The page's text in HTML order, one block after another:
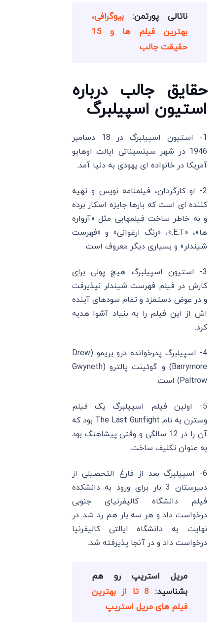
ناتالی پورتمن:بیوگرافی،
بهترین فیلم ها و 15
حقیقت جالب
حقایق جالب درباره
استیون اسپیلبرگ
1- استیون اسپیلبرگ در 18 دسامبر
1946 در شهر سینسیناتی ایالت اوهایو
آمریکا در خانواده ای یهودی به دنیا آمد.
2- او کارگردان، فیلمنامه نویس و تهیه
کننده ای است که بارها جایزه اسکار برده
و به خاطر ساخت فیلمهایی مثل «آرواره
ها»، «E.T.»، «رنگ ارغوانی» و «فهرست
شیندلر» و بسیاری دیگر معروف است.
3- استیون اسپیلبرگ هیچ پولی برای
کارش در فیلم فهرست شیندلر نپذیرفت
و در عوض دستمزد و تمام سودهای آینده
اش از این فیلم را به بنیاد آشوا هدیه
کرد.
4- اسپیلبرگ پدرخوانده درو بریمو (Drew
Barrymore) و گوئینت پالترو (Gwyneth
Paltrow) است.
5- اولین فیلم اسپیلبرگ یک فیلم
وسترن به نام The Last Gunfight بود که
آن را در 12 سالگی و وقتی پیشاهنگ بود
به عنوان تکلیف ساخت.
6- اسپیلبرگ بعد از فارغ التحصیلی از
دبیرستان 3 بار برای ورود به دانشکده
فیلم دانشگاه کالیفرنیای جنوبی
درخواست داد و هر سه بار هم رد شد. در
نهایت به دانشگاه ایالتی کالیفرنیا
درخواست داد و در آنجا پذیرفته شد.
مریل استریپ رو هم
بشناسید:
8 تا از بهترین
فیلم های مریل استریپ